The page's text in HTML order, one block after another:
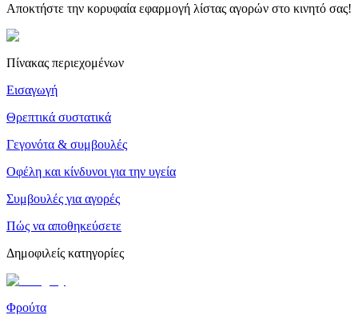
Αποκτήστε την κορυφαία εφαρμογή λίστας αγορών στο κινητό σας!
Πίνακας περιεχομένων
Εισαγωγή
Θρεπτικά συστατικά
Γεγονότα & συμβουλές
Οφέλη και κίνδυνοι για την υγεία
Συμβουλές για αγορές
Πώς να αποθηκεύσετε
Δημοφιλείς κατηγορίες
Φρούτα